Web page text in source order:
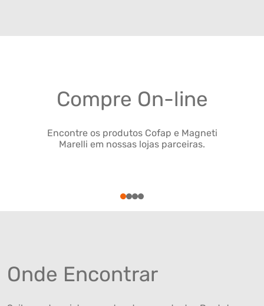
Compre On-line
Encontre os produtos Cofap e Magneti
Marelli em nossas lojas parceiras.
1234
Onde Encontrar